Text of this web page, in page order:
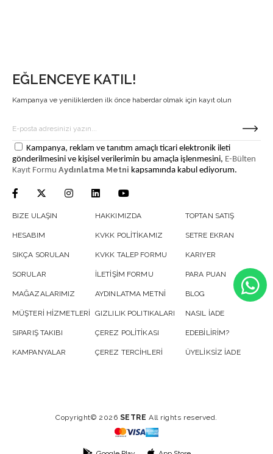
EĞLENCEYE KATIL!
Kampanya ve yeniliklerden ilk önce haberdar olmak için kayıt olun
Kampanya, reklam ve tanıtım amaçlı ticari elektronik ileti
gönderilmesini ve kişisel verilerimin bu amaçla işlenmesini, E-Bülten
Kayıt Formu Aydınlatma Metni kapsamında kabul ediyorum.
BIZE ULAŞIN
HESABIM
SIKÇA SORULAN
SORULAR
MAĞAZALARIMIZ
MÜŞTERİ HİZMETLERİ
SIPARIŞ TAKIBI
KAMPANYALAR
HAKKIMIZDA
KVKK POLİTİKAMIZ
KVKK TALEP FORMU
İLETİŞİM FORMU
AYDINLATMA METNİ
GIZLILIK POLITIKALARI
ÇEREZ POLİTİKASI
ÇEREZ TERCİHLERİ
TOPTAN SATIŞ
SETRE EKRAN
KARIYER
PARA PUAN
BLOG
NASIL İADE
EDEBİLİRİM?
ÜYELİKSİZ İADE
Copyright© 2026 SETRE All rights reserved.